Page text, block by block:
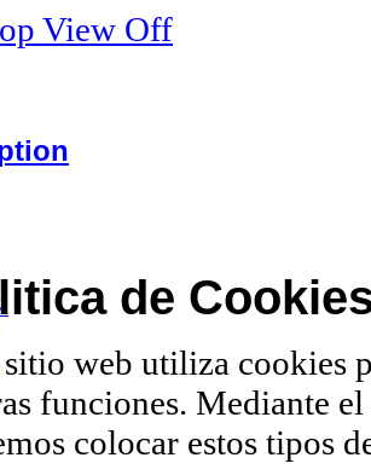
View Off
de
sitio web utiliza cookies
funciones. Mediante
colocar estos tipos